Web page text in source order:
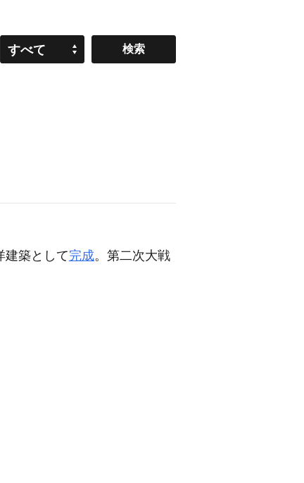
すべて
建築として完成。第二次大戦